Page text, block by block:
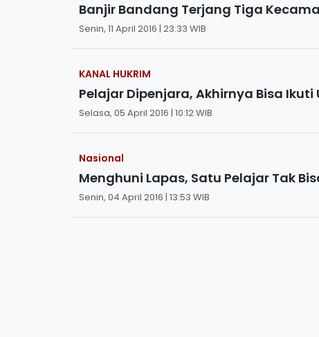
Banjir Bandang Terjang Tiga
Senin, 11 April 2016 | 23:33 WIB
KANAL HUKRIM
Pelajar Dipenjara, Akhirnya Bisa Ikuti
Selasa, 05 April 2016 | 10:12 WIB
Nasional
Menghuni Lapas, Satu Pelajar Tak
Senin, 04 April 2016 | 13:53 WIB